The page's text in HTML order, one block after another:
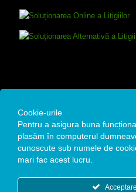
Remedium Estetic SRL
Str. Alexandru Moruzzi
Date fiscale : CUI: 35142105 /
Cookie-urile
Pentru a asigura buna
plasăm în computerul
cunoscute sub numele de
mari fac acest lucru.